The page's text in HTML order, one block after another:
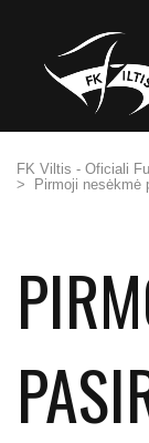
FK Viltis - Oficiali
>
Pirmoji nesėkmė